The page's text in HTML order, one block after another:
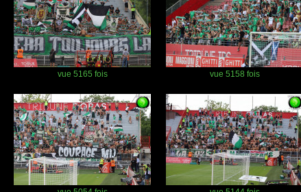
vue 5165 fois vue 5158 fois